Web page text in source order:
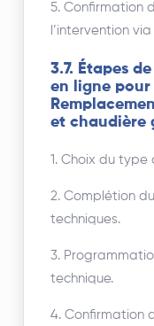
5. Confirmation
l’intervention
3.7. Étapes
en ligne pour
et chaudière
1. Choix du type
2. Complétion
techniques.
3.
technique.
4. Confirmation